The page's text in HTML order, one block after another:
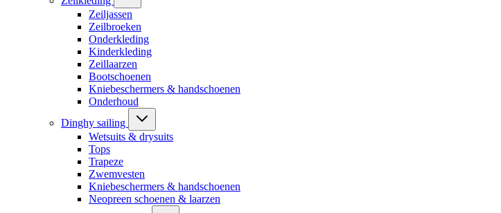
Zeiljassen
Zeilbroeken
Onderkleding
Kinderkleding
Zeillaarzen
Bootschoenen
Kniebeschermers & handschoenen
Onderhoud
Dinghy sailing
Wetsuits & drysuits
Tops
Trapeze
Zwemvesten
Kniebeschermers & handschoenen
Neopreen schoenen & laarzen